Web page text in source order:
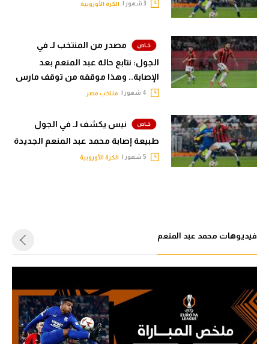
الكرة الأوروبية
مصدر من المنتخب لـ في
الجول: نتابع حالة عبد المنعم بعد
الإصابة.. وهذا موقفه من توقف مارس
منتخب مصر
نيس يكشف لـ في الجول
طبيعة إصابة محمد عبد المنعم الجديدة
الكرة الأوروبية
فيديوهات محمد عبد المنعم